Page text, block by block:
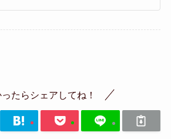
ったらシェアしてね！